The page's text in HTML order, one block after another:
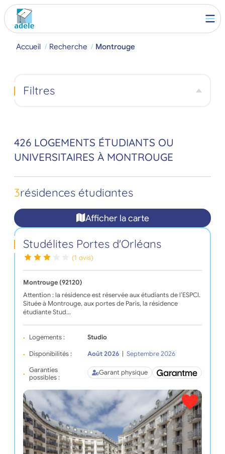
Accueil Recherche Montrouge
426 LOGEMENTS ÉTUDIANTS OU
UNIVERSITAIRES À MONTROUGE
3résidences étudiantes
Afficher la carte
Studélites Portes d'Orléans
(1 avis)
Montrouge (92120)
Attention : la résidence est réservée aux étudiants de l’ESPCI.
Située à Montrouge, aux portes de Paris, la résidence
étudiante Stud…
Logements : Studio
Disponibilités : Août 2026
Septembre 2026
Garanties
possibles :
Garant physique
Filtres